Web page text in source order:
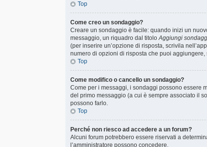
Top
Come creo un sondaggio?
Creare un sondaggio è facile: quando inizi un
messaggio, un riquadro dal titoloAggiungi
(per inserire un’opzione di risposta, scrivila
numero di opzioni di risposta che puoi aggiungere,
Top
Come modifico o cancello un sondaggio?
Come per i messaggi, i sondaggi possono essere
del primo messaggio (a cui è sempre associato il
possono farlo.
Top
Perché non riesco ad accedere a un forum?
Alcuni forum potrebbero essere riservati a
l’amministratore possono concedere.